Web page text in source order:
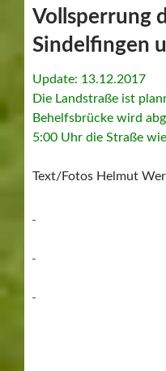
Vollsperrung
Sindelfingen
Update: 13.12.2017
Die Landstraße ist
Behelfsbrücke wird
5:00 Uhr die Straße
Text/Fotos Helmut